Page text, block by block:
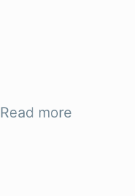
Read more